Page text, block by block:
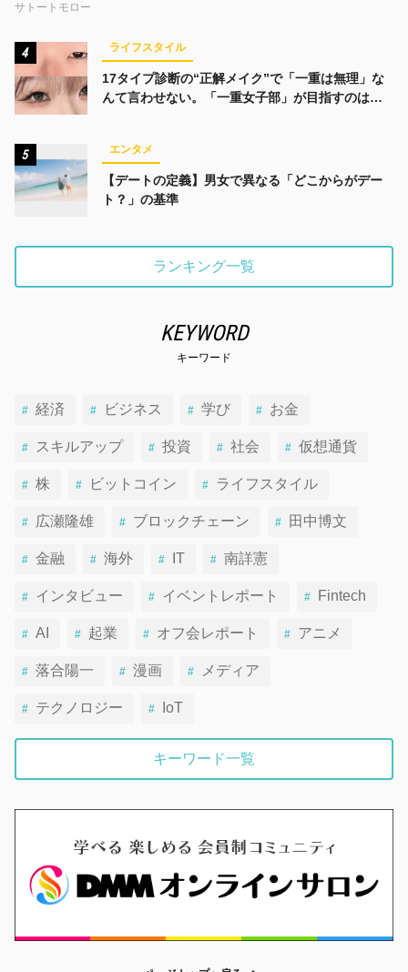
サトートモロー
4 ライフスタイル
17タイプ診断の“正解メイク”で「一重は無理」な
んて言わせない。「一重女子部」が目指すのは、
5 エンタメ
【デートの定義】男女で異なる「どこからがデー
ト？」の基準
ランキング一覧
KEYWORD
キーワード
経済 ビジネス 学び お金
スキルアップ 投資 社会 仮想通貨
株 ビットコイン ライフスタイル
広瀬隆雄 ブロックチェーン 田中博文
金融 海外 IT 南詳憲
インタビュー イベントレポート Fintech
AI 起業 オフ会レポート アニメ
落合陽一 漫画 メディア
テクノロジー IoT
キーワード一覧